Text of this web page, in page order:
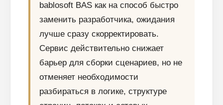
bablosoft BAS как на способ быстро
заменить разработчика, ожидания
лучше сразу скорректировать.
Сервис действительно снижает
барьер для сборки сценариев, но не
отменяет необходимости
разбираться в логике, структуре